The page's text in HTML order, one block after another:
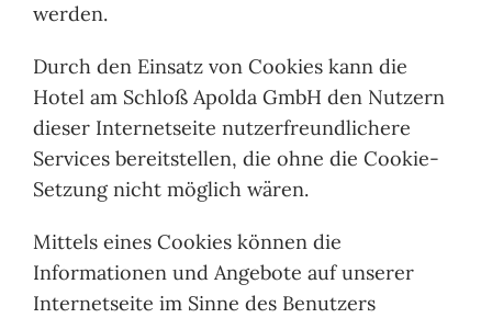
werden.
Durch den Einsatz von Cookies kann die
Hotel am Schloß Apolda GmbH den Nutzern
dieser Internetseite nutzerfreundlichere
Services bereitstellen, die ohne die Cookie-
Setzung nicht möglich wären.
Mittels eines Cookies können die
Informationen und Angebote auf unserer
Internetseite im Sinne des Benutzers